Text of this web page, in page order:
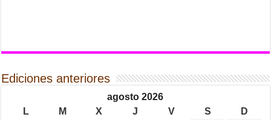
Ediciones anteriores
agosto 2026
L
M X J V S
D